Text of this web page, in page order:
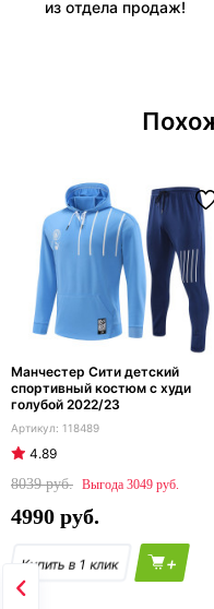
из отдела продаж!
Манчестер Сити детский
спортивный костюм с худи
голубой 2022/23
118489
4.89
8039
3049
4990
+